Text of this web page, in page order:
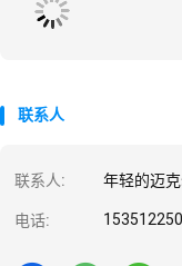
联系人
联系人: 年轻的迈
电话: